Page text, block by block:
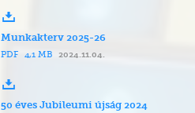
Munkakterv 2025-26
PDF
4,1 MB 2024.11.04.
50 éves Jubileumi újság 2024